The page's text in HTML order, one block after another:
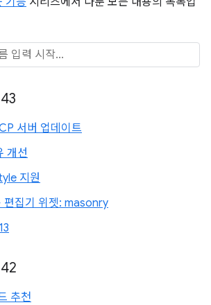
서버 업데이트
개선
지원
편집기 위젯: masonry
추천